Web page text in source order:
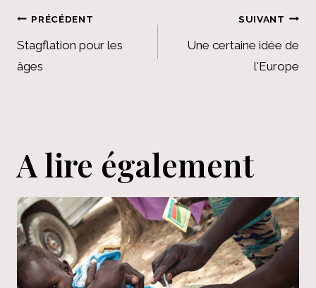
Navigation
de
l’article
PRÉCÉDENT
Stagflation pour les
âges
SUIVANT
Une certaine idée de
l'Europe
A lire également